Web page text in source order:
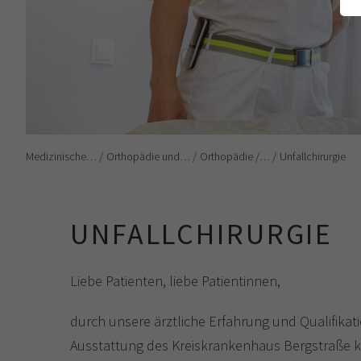
Medizinische… Orthopädie und… Orthopädie /… Unfallchirurgie
UNFALLCHIRURGIE
Liebe Patienten, liebe Patientinnen,
durch unsere ärztliche Erfahrung und
Ausstattung des Kreiskrankenhaus Bergstraße